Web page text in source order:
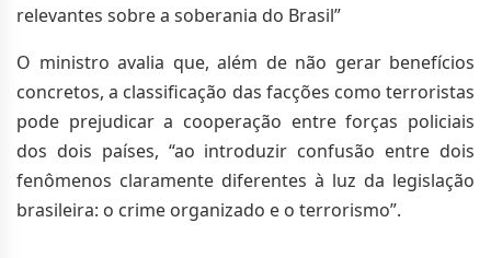
relevantes sobre a soberania do Brasil”
O ministro avalia que, além de não gerar benefícios
concretos, a classificação das facções como terroristas
pode prejudicar a cooperação entre forças policiais
dos dois países, “ao introduzir confusão entre dois
fenômenos claramente diferentes à luz da legislação
brasileira: o crime organizado e o terrorismo”.